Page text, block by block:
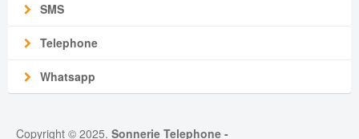
SMS
Telephone
Whatsapp
Copyright © 2025. Sonnerie Telephone -